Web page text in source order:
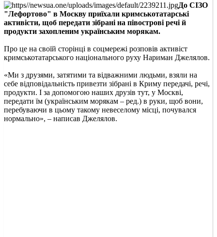
До СІЗО
"Лефортово" в Москву приїхали кримськотатарські
активісти, щоб передати зібрані на півострові речі й
продукти захопленим українським морякам.
Про це на своїй сторінці в соцмережі розповів активіст
кримськотатарського національного руху Нариман Джелялов.
«Ми з друзями, затятими та відважними людьми, взяли на
себе відповідальність привезти зібрані в Криму передачі, речі,
продукти. І за допомогою наших друзів тут, у Москві,
передати їм (українським морякам – ред.) в руки, щоб вони,
перебуваючи в цьому такому невеселому місці, почувался
нормально», – написав Джелялов.